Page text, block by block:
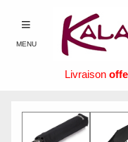
MENU
Livraison